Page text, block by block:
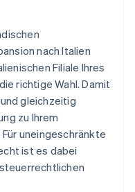
nach Italien
Filiale Ihres
richtige Wahl. Damit
gleichzeitig
zu Ihrem
uneingeschränkte
ist es dabei